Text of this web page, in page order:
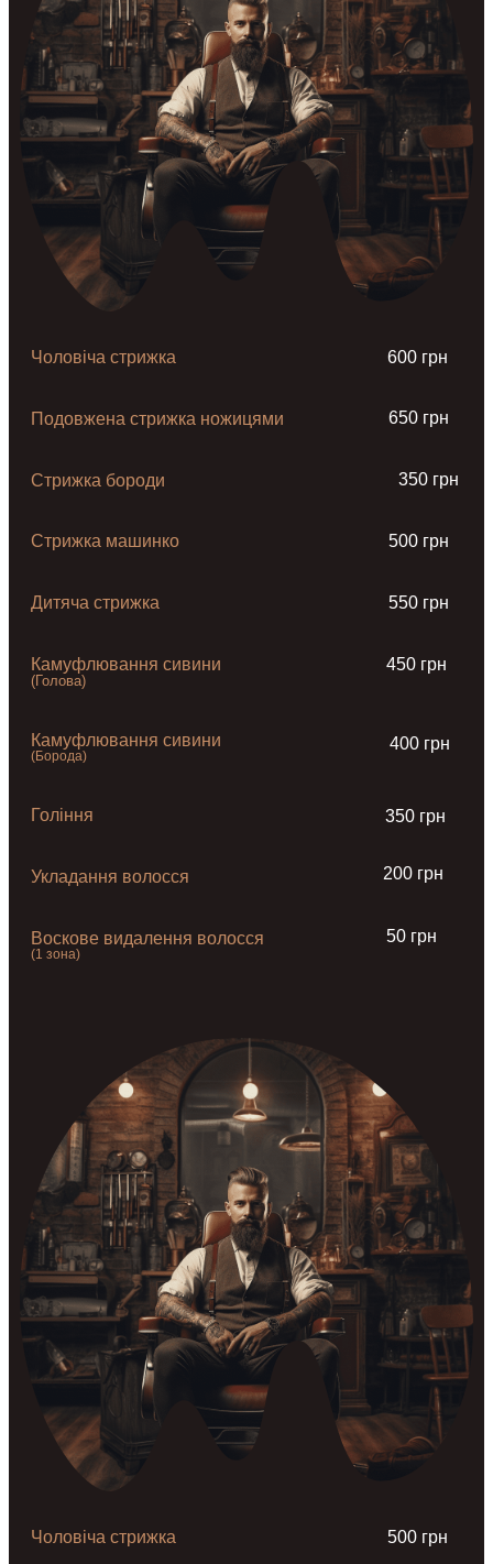
Чоловіча стрижка 600 грн
Подовжена стрижка ножицями 650 грн
Стрижка бороди 350 грн
Стрижка машинко 500 грн
Дитяча стрижка 550 грн
Камуфлювання сивини
(Голова)
450 грн
Камуфлювання сивини
(Борода)
400 грн
Гоління 350 грн
Укладання волосся 200 грн
Воскове видалення волосся
(1 зона)
50 грн
Чоловіча стрижка 500 грн